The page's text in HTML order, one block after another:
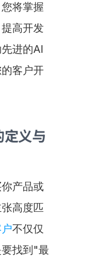
将掌握
高开发
进的AI
客户开
定义与
产品或
高度匹
不仅仅
找到"最